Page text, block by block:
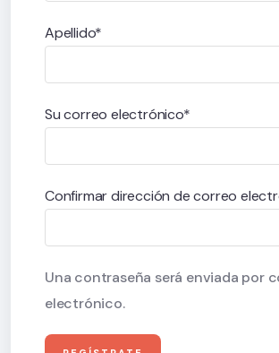
Apellido*
Su correo electrónico*
Confirmar dirección de correo
Una contraseña será enviada por
electrónico.